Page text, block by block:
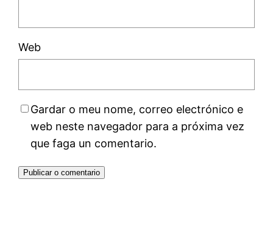
Web
Gardar o meu nome, correo electrónico e
web neste navegador para a próxima vez
que faga un comentario.